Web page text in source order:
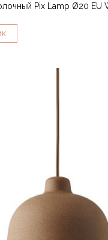
Pix Lamp Ø20 EU